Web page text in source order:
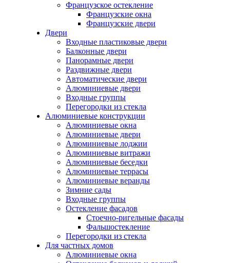
Французское остекление
Французские окна
Французские двери
Двери
Входные пластиковые двери
Балконные двери
Панорамные двери
Раздвижные двери
Автоматические двери
Алюминиевые двери
Входные группы
Перегородки из стекла
Алюминиевые конструкции
Алюминиевые окна
Алюминиевые двери
Алюминиевые лоджии
Алюминиевые витражи
Алюминиевые беседки
Алюминиевые террасы
Алюминиевые веранды
Зимние сады
Входные группы
Остекление фасадов
Стоечно-ригельные фасады
Фальшостекление
Перегородки из стекла
Для частных домов
Алюминиевые окна